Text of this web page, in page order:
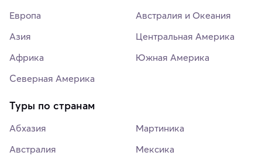
Европа
Азия
Африка
Северная Америка
Австралия и Океания
Центральная Америка
Южная Америка
Туры по странам
Абхазия
Австралия
Мартиника
Мексика